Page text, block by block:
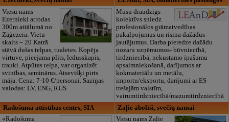
Viesu nams
Ezernieki atrodas
300m attālumā no
Zāģezera. Vietu
skaits – 20 Katrā
stāvā dušas telpas, tualetes. Kopēja
virtuve, pieejama plīts, ledusskapis,
trauki. Atpūtas telpa, var organizēt
svinības, seminārus. Atsevišķi pirts
māja. Cena: 7-10 €/personai. Saziņas
valodas: LV, ENG, RUS
Mūsu draudzīgs
kolektīvs sniedz
profesionālos grāmatvedības
pakalpojumus un risina dažādus
jautājumus. Darba pieredze dažādu
nozaru uzņēmumos- būvniecībā,
tirdzniecībā, nekustamo īpašumu
apsaimniekošanā, darījumos ar
kokmateriālu un metālu,
importu/eksportu, darījumi ar ES
trešajām valstīm,
vairumtirdzniecībā/mazumtirdzniecībā
Radošuma attīstības centrs, SIA
«Radošuma
Zaļie ābolīši, svečių namai
Viesu nams Zaļie